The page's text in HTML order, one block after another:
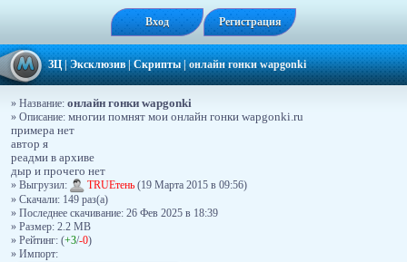
Вход Регистрация
ЗЦ|Эксклюзив|Скрипты|онлайн гонки wapgonki
» Название: онлайн гонки wapgonki
» Описание: многии помнят мои онлайн гонки wapgonki.ru
примера нет
автор я
реадми в архиве
дыр и прочего нет
» Выгрузил:
TRUEтень (19 Марта 2015 в 09:56)
» Скачали: 149 раз(a)
» Последнее скачивание: 26 Фев 2025 в 18:39
» Размер: 2.2 MB
» Рейтинг: (+3/-0)
» Импорт: